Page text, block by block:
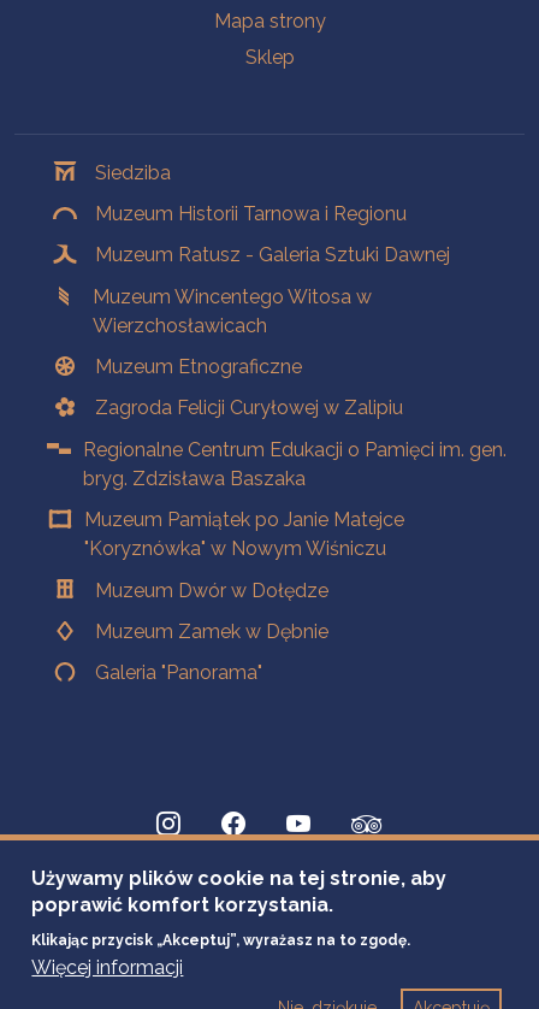
Mapa strony
Sklep
Siedziba
Muzeum Historii Tarnowa i Regionu
Muzeum Ratusz - Galeria Sztuki Dawnej
Muzeum Wincentego Witosa w
Wierzchosławicach
Muzeum Etnograficzne
Zagroda Felicji Curyłowej w Zalipiu
Regionalne Centrum Edukacji o Pamięci im. gen.
bryg. Zdzisława Baszaka
Muzeum Pamiątek po Janie Matejce
"Koryznówka" w Nowym Wiśniczu
Muzeum Dwór w Dołędze
Muzeum Zamek w Dębnie
Galeria "Panorama"
Używamy plików cookie na tej stronie, aby
poprawić komfort korzystania.
Klikając przycisk „Akceptuj”, wyrażasz na to zgodę.
Więcej informacji